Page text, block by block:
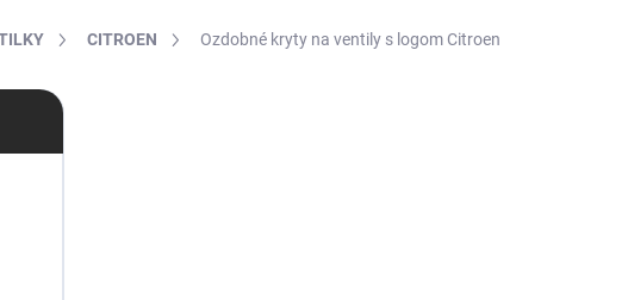
CITROEN Ozdobné kryty na ventily s logom Citroen